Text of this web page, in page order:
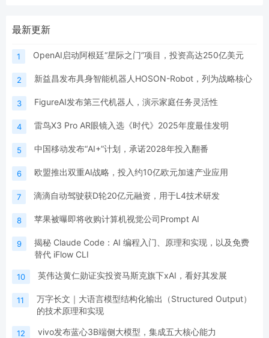
最新更新
1 OpenAI启动阿根廷“星际之门”项目，投资高达250亿美元
2 新益昌发布具身智能机器人HOSON-Robot，列为战略核心
3 FigureAI发布第三代机器人，演示家庭任务灵活性
4 雷鸟X3 Pro AR眼镜入选《时代》2025年度最佳发明
5 中国移动发布“AI+”计划，承诺2028年投入翻番
6 欧盟推出双重AI战略，投入约10亿欧元加速产业应用
7 滴滴自动驾驶获D轮20亿元融资，用于L4技术研发
8 苹果被曝即将收购计算机视觉公司Prompt AI
9
揭秘 Claude Code：AI 编程入门、原理和实现，以及免费
替代 iFlow CLI
10 英伟达黄仁勋证实投资马斯克旗下xAI，看好其发展
11
万字长文｜大语言模型结构化输出（Structured Output）
的技术原理和实现
12 vivo发布蓝心3B端侧大模型，集成五大核心能力